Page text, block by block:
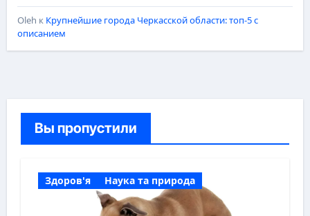
Oleh к Крупнейшие города Черкасской области: топ-5 с
описанием
Вы пропустили
Здоров'я Наука та природа